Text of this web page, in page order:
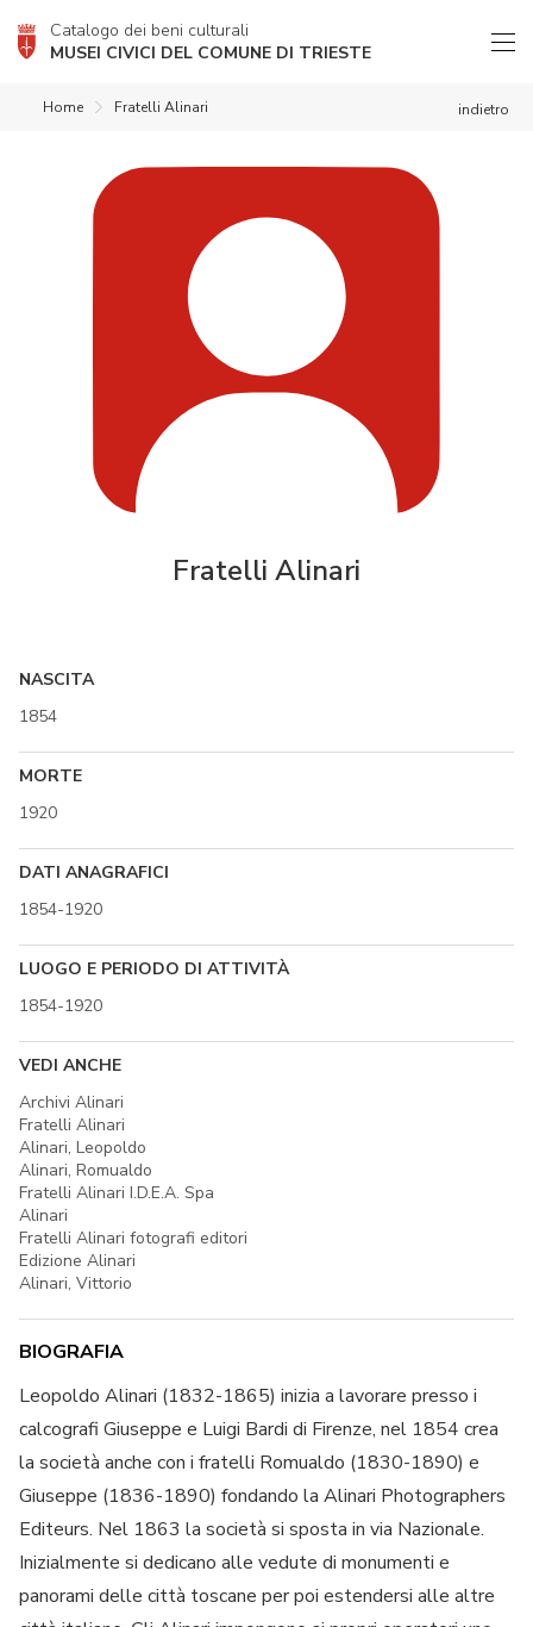
Catalogo dei beni culturali
MUSEI CIVICI DEL COMUNE DI TRIESTE
indietro
Home Fratelli Alinari
Fratelli Alinari
NASCITA
1854
MORTE
1920
DATI ANAGRAFICI
1854-1920
LUOGO E PERIODO DI ATTIVITÀ
1854-1920
VEDI ANCHE
Archivi Alinari
Fratelli Alinari
Alinari, Leopoldo
Alinari, Romualdo
Fratelli Alinari I.D.E.A. Spa
Alinari
Fratelli Alinari fotografi editori
Edizione Alinari
Alinari, Vittorio
BIOGRAFIA
Leopoldo Alinari (1832-1865) inizia a lavorare presso i
calcografi Giuseppe e Luigi Bardi di Firenze, nel 1854 crea
la società anche con i fratelli Romualdo (1830-1890) e
Giuseppe (1836-1890) fondando la Alinari Photographers
Editeurs. Nel 1863 la società si sposta in via Nazionale.
Inizialmente si dedicano alle vedute di monumenti e
panorami delle città toscane per poi estendersi alle altre